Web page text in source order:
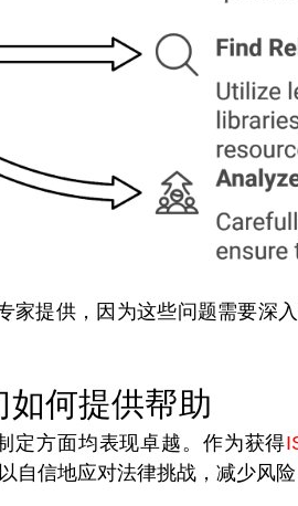
提供，因为这些问题需要深
如何提供帮助
定方面均表现卓越。作为获得
信地应对法律挑战，减少风险